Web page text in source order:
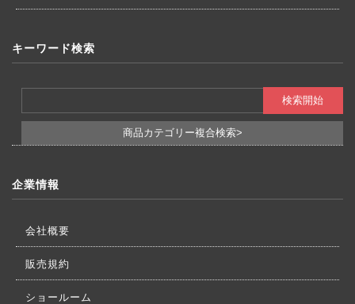
キーワード検索
商品カテゴリー複合検索>
企業情報
会社概要
販売規約
ショールーム